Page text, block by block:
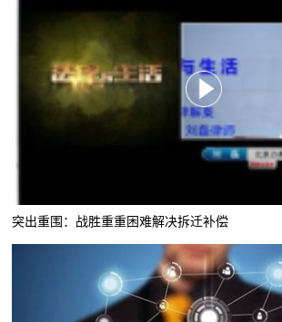
突出重围：战胜重重困难解决拆迁补偿